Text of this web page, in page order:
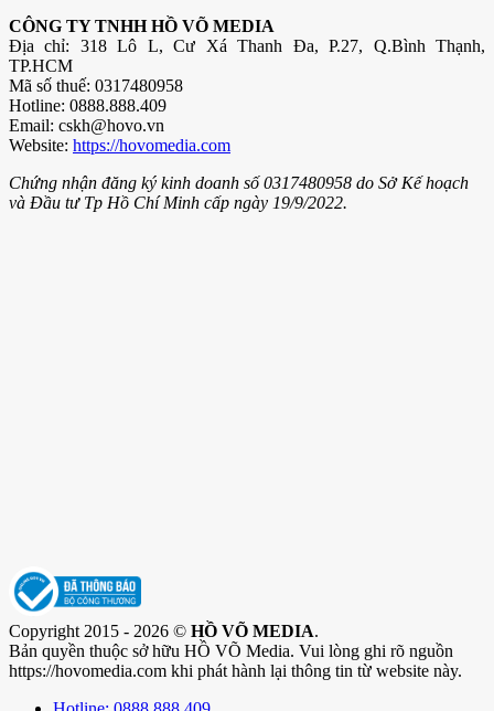
CÔNG TY TNHH HỒ VÕ MEDIA
Địa chỉ: 318 Lô L, Cư Xá Thanh Đa, P.27, Q.Bình Thạnh,
TP.HCM
Mã số thuế: 0317480958
Hotline: 0888.888.409
Email: cskh@hovo.vn
Website: https://hovomedia.com
Chứng nhận đăng ký kinh doanh số 0317480958 do Sở Kế hoạch
và Đầu tư Tp Hồ Chí Minh cấp ngày 19/9/2022.
Copyright 2015 - 2026 © HỒ VÕ MEDIA.
Bản quyền thuộc sở hữu HỒ VÕ Media. Vui lòng ghi rõ nguồn
https://hovomedia.com khi phát hành lại thông tin từ website này.